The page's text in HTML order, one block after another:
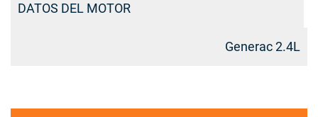
DATOS DEL MOTOR
Generac 2.4L